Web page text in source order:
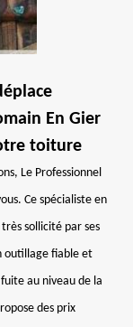
En Gier
toiture
Le Professionnel
Ce spécialiste en
sollicité par ses
outillage fiable et
au niveau de la
des prix